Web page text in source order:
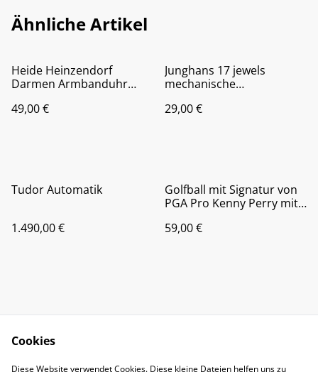
Ähnliche Artikel
Heide Heinzendorf
Darmen Armbanduhr
Datumsanzeige
49,00 €
Junghans 17 jewels
mechanische
29,00 €
Tudor Automatik
1.490,00 €
Golfball mit Signatur von
PGA Pro Kenny Perry mit
59,00 €
Datenschutz
AGB
Cookies
Diese Website verwendet Cookies. Diese kleine Dateien helfen uns zu